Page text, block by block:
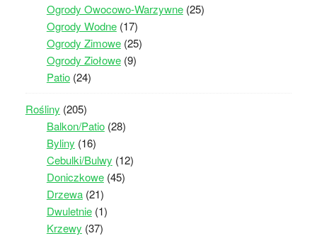
Ogrody Owocowo-Warzywne(25)
Ogrody Wodne(17)
Ogrody Zimowe(25)
Ogrody Ziołowe(9)
Patio(24)
Rośliny (205)
Balkon/Patio(28)
Byliny (16)
Cebulki/Bulwy (12)
Doniczkowe(45)
Drzewa(21)
Dwuletnie(1)
Krzewy (37)